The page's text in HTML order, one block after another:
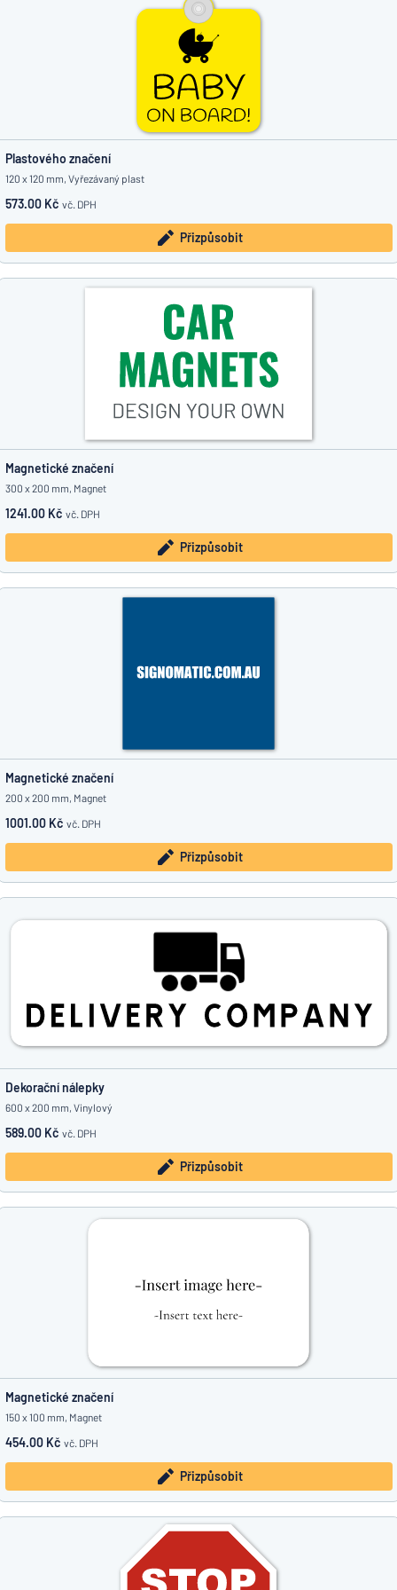
Plastového značení
120 x 120 mm, Vyřezávaný plast
573.00 Kč vč. DPH
Přizpůsobit
Magnetické značení
300 x 200 mm, Magnet
1241.00 Kč vč. DPH
Přizpůsobit
Magnetické značení
200 x 200 mm, Magnet
1001.00 Kč vč. DPH
Přizpůsobit
Dekorační nálepky
600 x 200 mm, Vinylový
589.00 Kč vč. DPH
Přizpůsobit
Magnetické značení
150 x 100 mm, Magnet
454.00 Kč vč. DPH
Přizpůsobit